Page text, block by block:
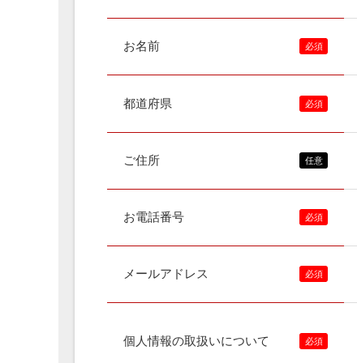
お名前
都道府県
ご住所
お電話番号
メールアドレス
個人情報の取扱いについて